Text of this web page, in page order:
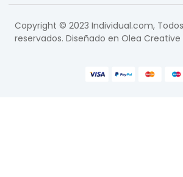
Copyright © 2023 Individual.com,
reservados. Diseñado en Olea